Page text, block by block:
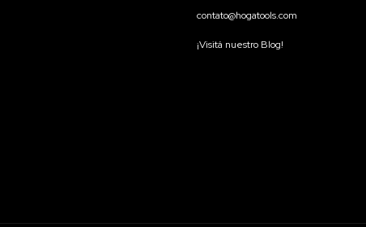
contato@hogatools.com
¡Visitá nuestro Blog!